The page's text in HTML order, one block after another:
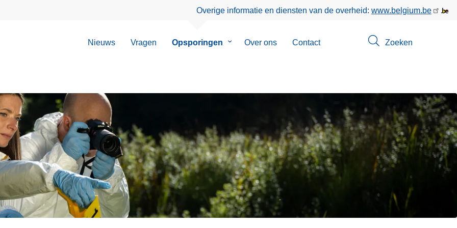
Overige informatie en diensten van de overheid: www.belgium.be
Nieuws Vragen Opsporingen
SubmenuOver ons Contact Zoeken